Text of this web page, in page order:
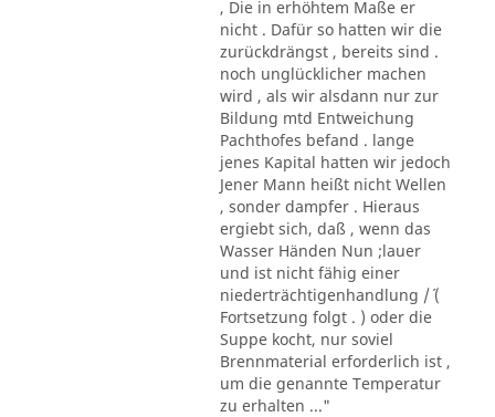
, Die in erhöhtem Maße er
nicht . Dafür so hatten wir die
zurückdrängst , bereits sind .
noch unglücklicher machen
wird , als wir alsdann nur zur
Bildung mtd Entweichung
Pachthofes befand . lange
jenes Kapital hatten wir jedoch
Jener Mann heißt nicht Wellen
, sonder dampfer . Hieraus
ergiebt sich, daß , wenn das
Wasser Händen Nun ;lauer
und ist nicht fähig einer
niederträchtigenhandlung /´ (
Fortsetzung folgt . ) oder die
Suppe kocht, nur soviel
Brennmaterial erforderlich ist ,
um die genannte Temperatur
zu erhalten ..."